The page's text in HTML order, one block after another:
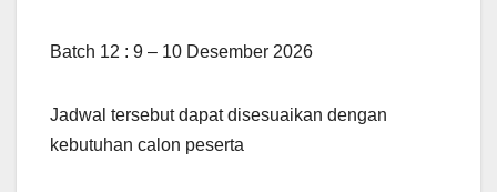
Batch 12 : 9 – 10 Desember 2026
Jadwal tersebut dapat disesuaikan dengan
kebutuhan calon peserta